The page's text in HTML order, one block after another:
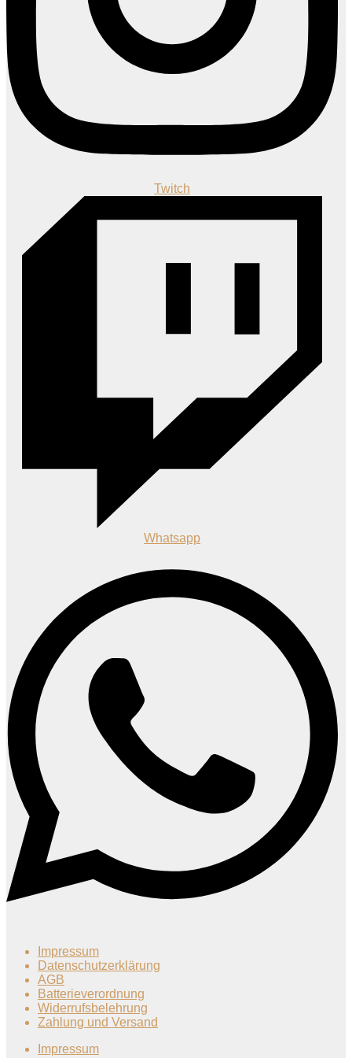
Twitch
Whatsapp
Impressum
Datenschutzerklärung
AGB
Batterieverordnung
Widerrufsbelehrung
Zahlung und Versand
Impressum